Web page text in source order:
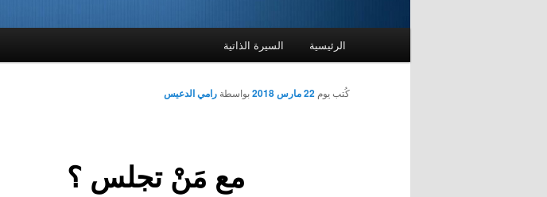
الرئيسية السيرة الذاتية
مع مَنْ تجلس ؟
كُتب يوم 22 مارس 2018 بواسطة رامي الدعيس